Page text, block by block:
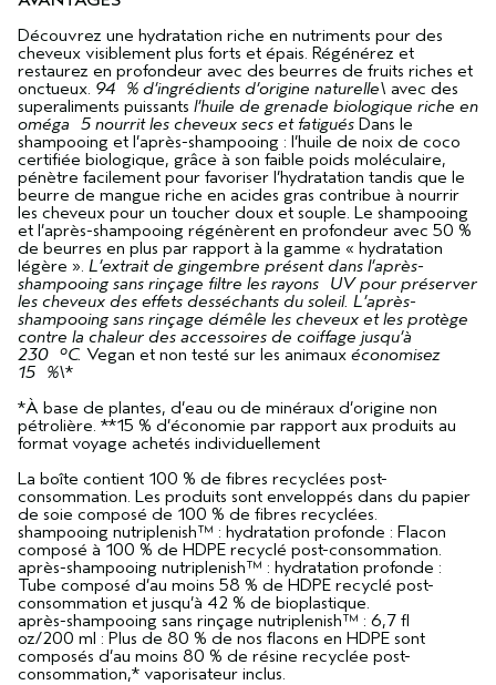
Découvrez une hydratation riche en nutriments pour des
cheveux visiblement plus forts et épais. Régénérez et
restaurez en profondeur avec des beurres de fruits riches et
onctueux. 94 % d’ingrédients d’origine naturelle\ avec des
superaliments puissants l’huile de grenade biologique riche en
oméga 5 nourrit les cheveux secs et fatigués Dans le
shampooing et l’après-shampooing : l’huile de noix de coco
certifiée biologique, grâce à son faible poids moléculaire,
pénètre facilement pour favoriser l’hydratation tandis que le
beurre de mangue riche en acides gras contribue à nourrir
les cheveux pour un toucher doux et souple. Le shampooing
et l’après-shampooing régénèrent en profondeur avec 50 %
de beurres en plus par rapport à la gamme « hydratation
légère ». L’extrait de gingembre présent dans l’après-
shampooing sans rinçage filtre les rayons UV pour préserver
les cheveux des effets desséchants du soleil. L’après-
shampooing sans rinçage démêle les cheveux et les protège
contre la chaleur des accessoires de coiffage jusqu’à
230 °C. Vegan et non testé sur les animaux économisez
15 %\*
*À base de plantes, d’eau ou de minéraux d’origine non
pétrolière. **15 % d’économie par rapport aux produits au
format voyage achetés individuellement
La boîte contient 100 % de fibres recyclées post-
consommation. Les produits sont enveloppés dans du papier
de soie composé de 100 % de fibres recyclées.
shampooing nutriplenish™ : hydratation profonde : Flacon
composé à 100 % de HDPE recyclé post-consommation.
après-shampooing nutriplenish™ : hydratation profonde :
Tube composé d’au moins 58 % de HDPE recyclé post-
consommation et jusqu’à 42 % de bioplastique.
après-shampooing sans rinçage nutriplenish™ : 6,7 fl
oz/200 ml : Plus de 80 % de nos flacons en HDPE sont
composés d’au moins 80 % de résine recyclée post-
consommation,* vaporisateur inclus.